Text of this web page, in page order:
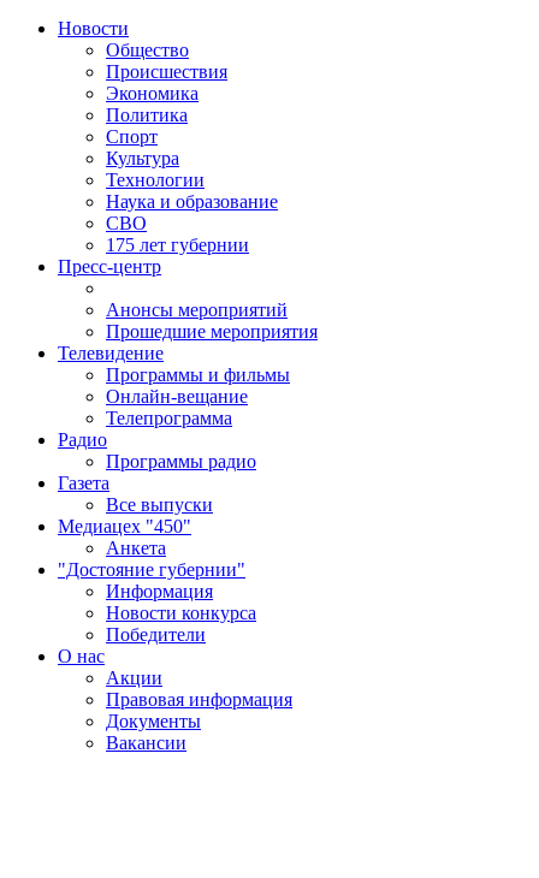
Новости
Общество
Происшествия
Экономика
Политика
Спорт
Культура
Технологии
Наука и образование
СВО
175 лет губернии
Пресс-центр
Анонсы мероприятий
Прошедшие мероприятия
Телевидение
Программы и фильмы
Онлайн-вещание
Телепрограмма
Радио
Программы радио
Газета
Все выпуски
Медиацех "450"
Анкета
"Достояние губернии"
Информация
Новости конкурса
Победители
О нас
Акции
Правовая информация
Документы
Вакансии